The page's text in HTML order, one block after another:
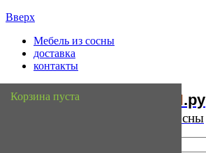
Вверх
Мебель из сосны
доставка
контакты
Мебель Сосны.ру
Интернет магазин мебели из сосны
Корзина пуста